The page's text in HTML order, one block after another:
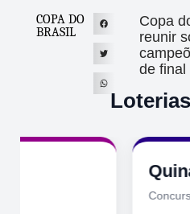
COPA DO
BRASIL
Copa
reunir
de final